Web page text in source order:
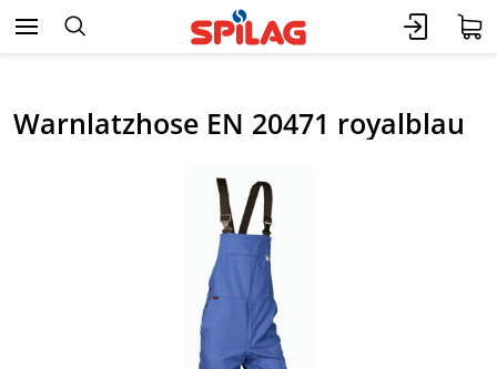
Warnlatzhose EN 20471 royalblau